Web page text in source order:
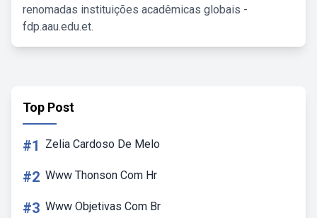
renomadas instituições acadêmicas globais -
fdp.aau.edu.et.
Top Post
#1 Zelia Cardoso De Melo
#2 Www Thonson Com Hr
#3 Www Objetivas Com Br